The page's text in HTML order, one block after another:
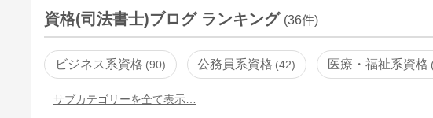
資格(司法書士)ブログ ランキング (36件)
ビジネス系資格 90 公務員系資格 42 医療・福祉系資格
サブカテゴリーを全て表示…